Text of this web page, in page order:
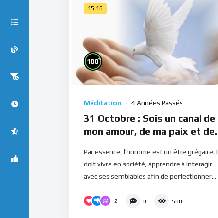
15:16
100%
Méditation 4 Années Passés
31 Octobre : Sois un canal de
mon amour, de ma paix et de
Par essence, l'homme est un être grégaire.
doit vivre en société, apprendre à interagir
avec ses semblables afin de perfectionner...
2 0 580